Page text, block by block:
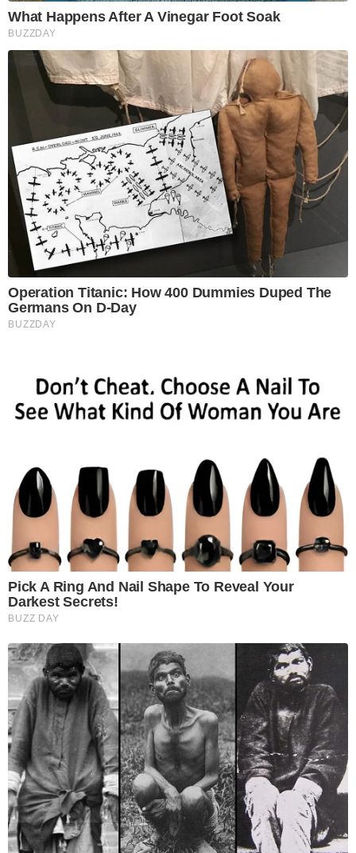
What Happens After A Vinegar Foot Soak
BUZZDAY
Operation Titanic: How 400 Dummies Duped The
Germans On D-Day
BUZZDAY
Pick A Ring And Nail Shape To Reveal Your
Darkest Secrets!
BUZZ DAY